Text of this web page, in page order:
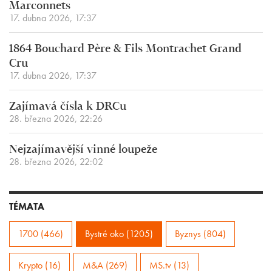
Marconnets
17. dubna 2026, 17:37
1864 Bouchard Père & Fils Montrachet Grand
Cru
17. dubna 2026, 17:37
Zajímavá čísla k DRCu
28. března 2026, 22:26
Nejzajímavější vinné loupeže
28. března 2026, 22:02
TÉMATA
1700 (466) Bystré oko (1205) Byznys (804)
Krypto (16) M&A (269) MS.tv (13)